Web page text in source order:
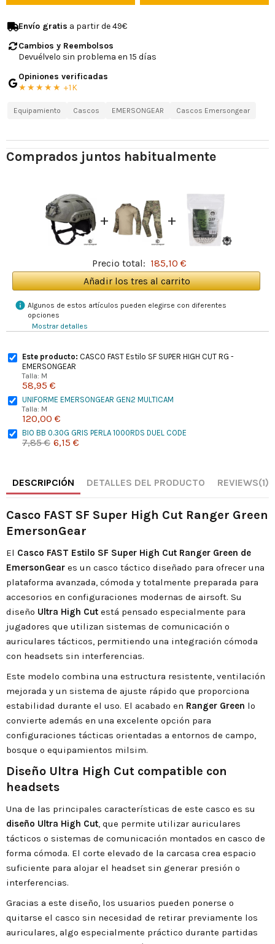
Envío gratis a partir de 49€
Cambios y Reembolsos
Devuélvelo sin problema en 15 días
Opiniones verificadas
★★★★★ +1K
Equipamiento Cascos EMERSONGEAR Cascos Emersongear
Comprados juntos habitualmente
+ +
Precio total: 185,10 €
Añadir los tres al carrito
info Algunos de estos artículos pueden elegirse con diferentes
opciones
Mostrar detalles
Este producto: CASCO FAST Estilo SF SUPER HIGH CUT RG -
EMERSONGEAR
Talla: M
58,95 €
UNIFORME EMERSONGEAR GEN2 MULTICAM
Talla: M
120,00 €
BIO BB 0.30G GRIS PERLA 1000RDS DUEL CODE
7,85 € 6,15 €
DESCRIPCIÓN DETALLES DEL PRODUCTO REVIEWS(1)
Casco FAST SF Super High Cut Ranger Green
EmersonGear
El Casco FAST Estilo SF Super High Cut Ranger Green de
EmersonGear es un casco táctico diseñado para ofrecer una
plataforma avanzada, cómoda y totalmente preparada para
accesorios en configuraciones modernas de airsoft. Su
diseño Ultra High Cut está pensado especialmente para
jugadores que utilizan sistemas de comunicación o
auriculares tácticos, permitiendo una integración cómoda
con headsets sin interferencias.
Este modelo combina una estructura resistente, ventilación
mejorada y un sistema de ajuste rápido que proporciona
estabilidad durante el uso. El acabado en Ranger Green lo
convierte además en una excelente opción para
configuraciones tácticas orientadas a entornos de campo,
bosque o equipamientos milsim.
Diseño Ultra High Cut compatible con
headsets
Una de las principales características de este casco es su
diseño Ultra High Cut, que permite utilizar auriculares
tácticos o sistemas de comunicación montados en casco de
forma cómoda. El corte elevado de la carcasa crea espacio
suficiente para alojar el headset sin generar presión o
interferencias.
Gracias a este diseño, los usuarios pueden ponerse o
quitarse el casco sin necesidad de retirar previamente los
auriculares, algo especialmente práctico durante partidas